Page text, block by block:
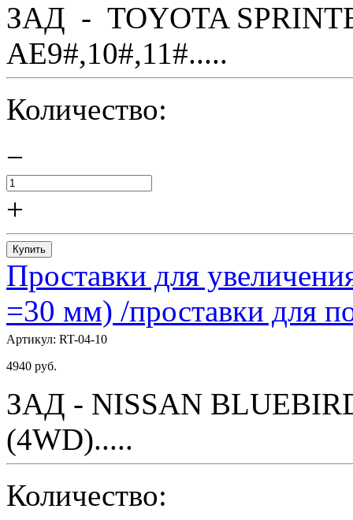
ЗАД - TOYOTA
AE9#,10#,11#.....
Количество:
−
+
Купить
Проставки для
=30 мм) /проставки для
Артикул: RT-04-10
4940 руб.
ЗАД - NISSAN
(4WD).....
Количество: